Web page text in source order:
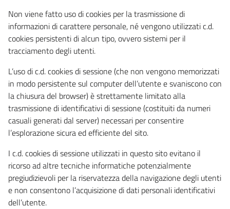
Non viene fatto uso di cookies per la trasmissione di
informazioni di carattere personale, né vengono utilizzati c.d.
cookies persistenti di alcun tipo, ovvero sistemi per il
tracciamento degli utenti.
L’uso di c.d. cookies di sessione (che non vengono memorizzati
in modo persistente sul computer dell’utente e svaniscono con
la chiusura del browser) è strettamente limitato alla
trasmissione di identificativi di sessione (costituiti da numeri
casuali generati dal server) necessari per consentire
l’esplorazione sicura ed efficiente del sito.
I c.d. cookies di sessione utilizzati in questo sito evitano il
ricorso ad altre tecniche informatiche potenzialmente
pregiudizievoli per la riservatezza della navigazione degli utenti
e non consentono l’acquisizione di dati personali identificativi
dell’utente.